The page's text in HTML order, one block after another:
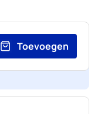
Toevoegen